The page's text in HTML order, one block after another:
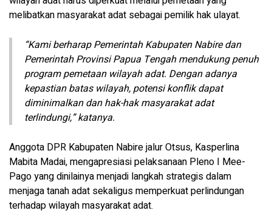
melibatkan masyarakat adat sebagai pemilik hak ulayat.
“Kami berharap Pemerintah Kabupaten Nabire dan
Pemerintah Provinsi Papua Tengah mendukung penuh
program pemetaan wilayah adat. Dengan adanya
kepastian batas wilayah, potensi konflik dapat
diminimalkan dan hak-hak masyarakat adat
terlindungi,” katanya.
Anggota DPR Kabupaten Nabire jalur Otsus, Kasperlina
Mabita Madai, mengapresiasi pelaksanaan Pleno I Mee-
Pago yang dinilainya menjadi langkah strategis dalam
menjaga tanah adat sekaligus memperkuat perlindungan
terhadap wilayah masyarakat adat.